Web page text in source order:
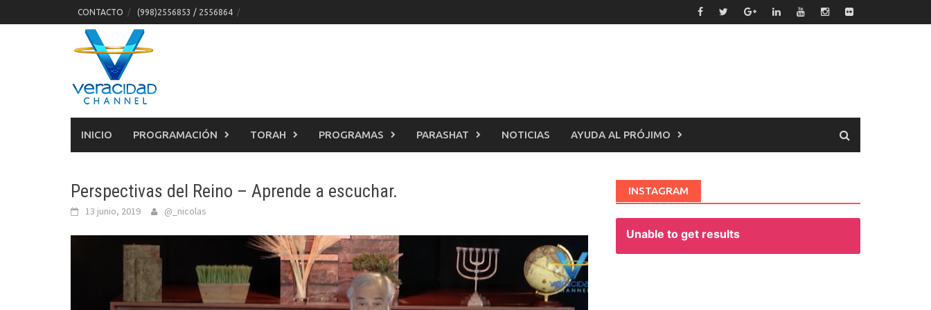
to
CONTACTO (998)2556853 / 2556864
INICIO PROGRAMACIÓN TORAH PROGRAMAS PARASHAT NOTICIAS AYUDA AL PRÓJIMO
Perspectivas del Reino – Aprende a escuchar.
13 junio, 2019 @_nicolas
INSTAGRAM
Unable to get results